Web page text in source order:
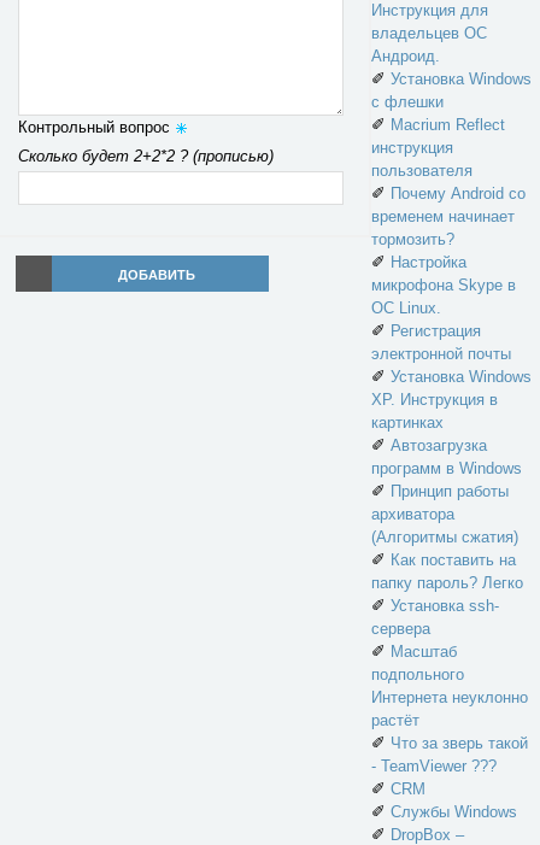
Контрольный вопрос
Сколько будет 2+2*2 ? (прописью)
ДОБАВИТЬ
Инструкция для
владельцев ОС
Андроид.
✐ Установка Windows
с флешки
✐ Macrium Reflect
инструкция
пользователя
✐ Почему Android со
временем начинает
тормозить?
✐ Настройка
микрофона Skype в
ОС Linux.
✐ Регистрация
электронной почты
✐ Установка Windows
XP. Инструкция в
картинках
✐ Автозагрузка
программ в Windows
✐ Принцип работы
архиватора
(Алгоритмы сжатия)
✐ Как поставить на
папку пароль? Легко
✐ Установка ssh-
сервера
✐ Масштаб
подпольного
Интернета неуклонно
растёт
✐ Что за зверь такой
- TeamViewer ???
✐ CRM
✐ Службы Windows
✐ DropBox –